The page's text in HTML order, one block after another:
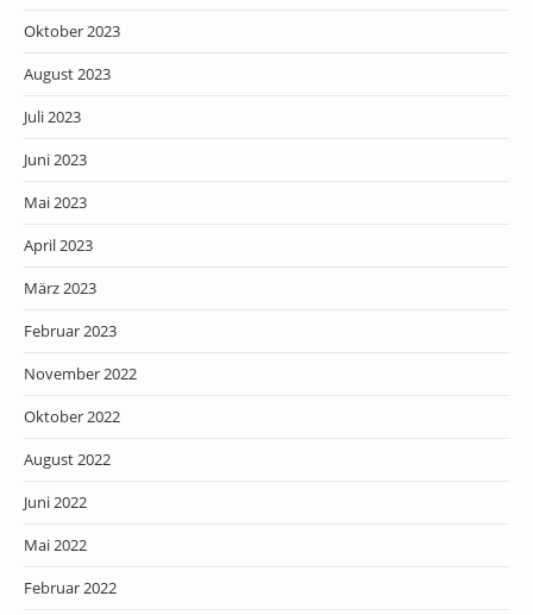
Oktober 2023
August 2023
Juli 2023
Juni 2023
Mai 2023
April 2023
März 2023
Februar 2023
November 2022
Oktober 2022
August 2022
Juni 2022
Mai 2022
Februar 2022